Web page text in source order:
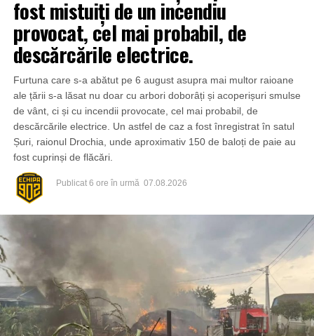
fost mistuiți de un incendiu
provocat, cel mai probabil, de
descărcările electrice.
Furtuna care s-a abătut pe 6 august asupra mai multor raioane
ale țării s-a lăsat nu doar cu arbori doborâți și acoperișuri smulse
de vânt, ci și cu incendii provocate, cel mai probabil, de
descărcările electrice. Un astfel de caz a fost înregistrat în satul
Șuri, raionul Drochia, unde aproximativ 150 de baloți de paie au
fost cuprinși de flăcări.
Publicat 6 ore în urmă 07.08.2026